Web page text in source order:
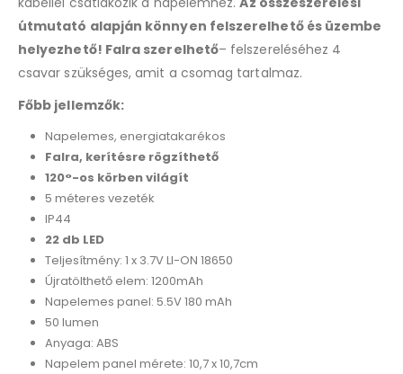
útmutató alapján könnyen felszerelhető és üzembe
helyezhető! Falra szerelhető– felszereléséhez 4
csavar szükséges, amit a csomag tartalmaz.
Főbb jellemzők:
Napelemes, energiatakarékos
Falra, kerítésre rögzíthető
120°-os körben világít
5 méteres vezeték
IP44
22 db LED
Teljesítmény: 1 x 3.7V LI-ON 18650
Újratölthető elem: 1200mAh
Napelemes panel: 5.5V 180 mAh
50 lumen
Anyaga: ABS
Napelem panel mérete: 10,7 x 10,7cm